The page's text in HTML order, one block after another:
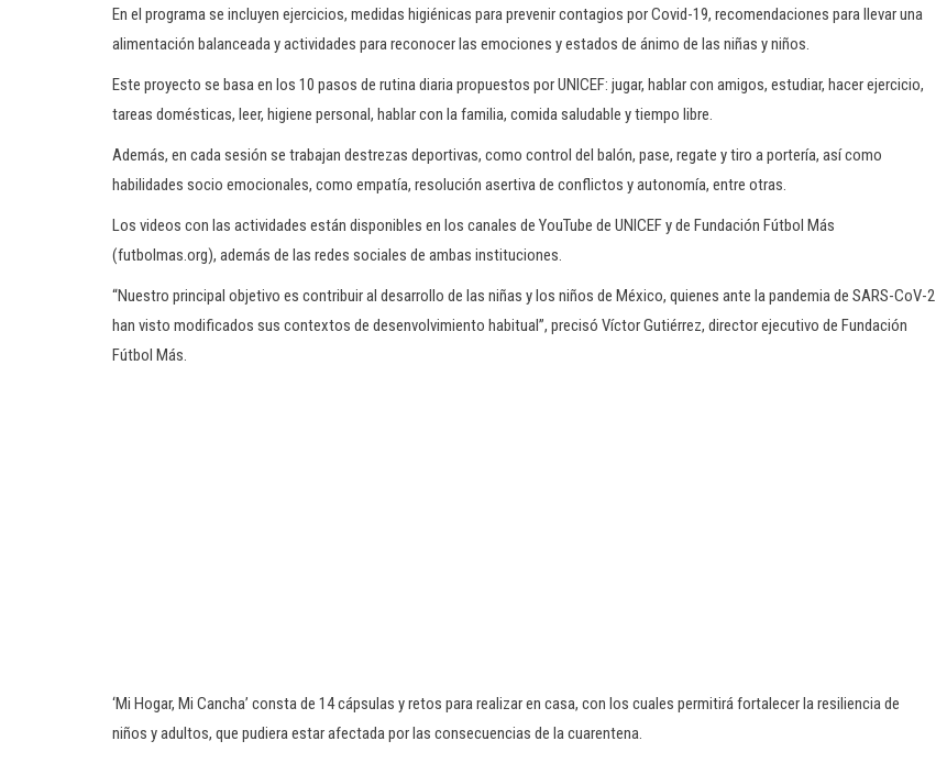
En el programa se incluyen ejercicios, medidas higiénicas para prevenir contagios por Covid-19, recomendaciones para llevar una
alimentación balanceada y actividades para reconocer las emociones y estados de ánimo de las niñas y niños.
Este proyecto se basa en los 10 pasos de rutina diaria propuestos por UNICEF: jugar, hablar con amigos, estudiar, hacer ejercicio,
tareas domésticas, leer, higiene personal, hablar con la familia, comida saludable y tiempo libre.
Además, en cada sesión se trabajan destrezas deportivas, como control del balón, pase, regate y tiro a portería, así como
habilidades socio emocionales, como empatía, resolución asertiva de conflictos y autonomía, entre otras.
Los videos con las actividades están disponibles en los canales de YouTube de UNICEF y de Fundación Fútbol Más
(futbolmas.org), además de las redes sociales de ambas instituciones.
“Nuestro principal objetivo es contribuir al desarrollo de las niñas y los niños de México, quienes ante la pandemia de SARS-CoV-2
han visto modificados sus contextos de desenvolvimiento habitual”, precisó Víctor Gutiérrez, director ejecutivo de Fundación
Fútbol Más.
‘Mi Hogar, Mi Cancha’ consta de 14 cápsulas y retos para realizar en casa, con los cuales permitirá fortalecer la resiliencia de
niños y adultos, que pudiera estar afectada por las consecuencias de la cuarentena.